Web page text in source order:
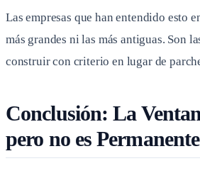
Las empresas que han entendido esto
más grandes ni las más antiguas. Son
construir con criterio en lugar de
Conclusión: La
pero no es Permanente